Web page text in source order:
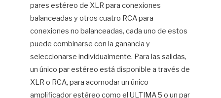
pares estéreo de XLR para conexiones
balanceadas y otros cuatro RCA para
conexiones no balanceadas, cada uno de estos
puede combinarse con la ganancia y
seleccionarse individualmente. Para las salidas,
un único par estéreo está disponible a través de
XLR o RCA, para acomodar un único
amplificador estéreo como el ULTIMA 5 o un par